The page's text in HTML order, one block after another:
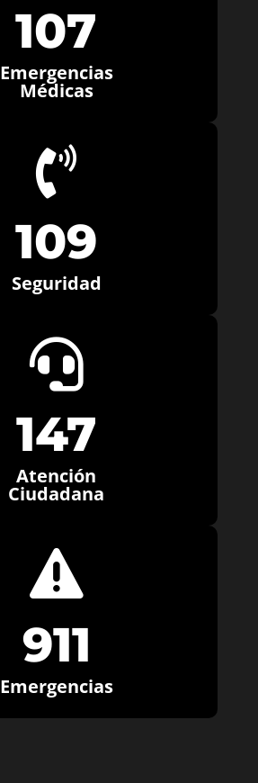
107
Emergencias
Médicas

109
Seguridad

147
Atención
Ciudadana

911
Emergencias